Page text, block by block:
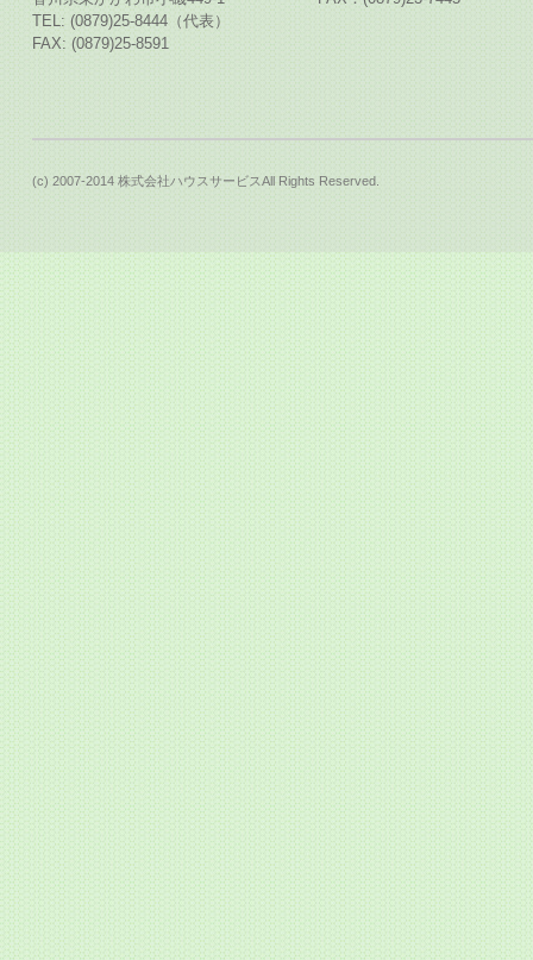
TEL: (0879)25-8444（代表）
FAX: (0879)25-8591
(c) 2007-2014 株式会社ハウスサービスAll Rights Reserved.